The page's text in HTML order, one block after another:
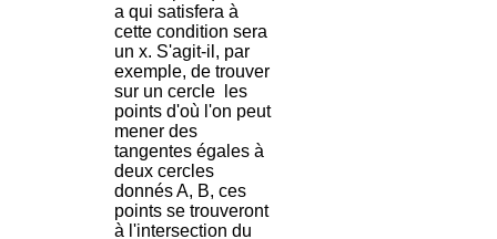
a qui satisfera à
cette condition sera
un x. S'agit-il, par
exemple, de trouver
sur un cercle les
points d'où l'on peut
mener des
tangentes égales à
deux cercles
donnés A, B, ces
points se trouveront
à l'intersection du